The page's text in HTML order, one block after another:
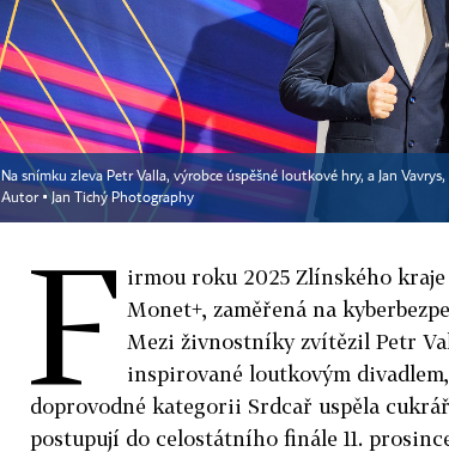
Na snímku zleva Petr Valla, výrobce úspěšné loutkové hry, a Jan
Autor ▪Jan Tichý Photography
F irmou roku 2025 Zlínského
Monet+, zaměřená na
Mezi živnostníky zvítězil Petr
inspirované loutkovým
doprovodné kategorii Srdcař uspěla
postupují do celostátního finále 11.